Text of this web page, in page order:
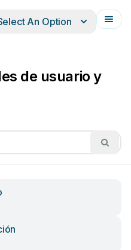
Français
An Option
de usuario y